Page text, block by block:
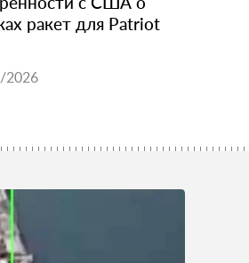
ракет для Patriot
2026